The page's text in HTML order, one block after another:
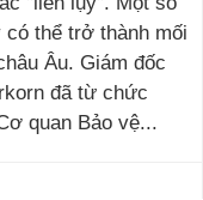
có thể trở thành mối
Âu. Giám đốc
đã từ chức
quan Bảo vệ...